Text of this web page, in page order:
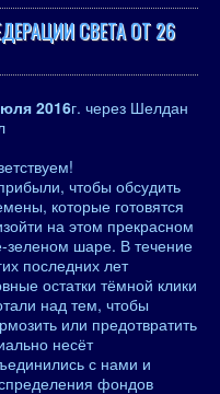
СВЕТА ОТ 26
2016г. через Шелдан
чтобы обсудить
которые готовятся
на этом прекрасном
зеленом шаре. В течение
последних лет
остатки тёмной клики
над тем, чтобы
или предотвратить
несёт
с нами и
фондов